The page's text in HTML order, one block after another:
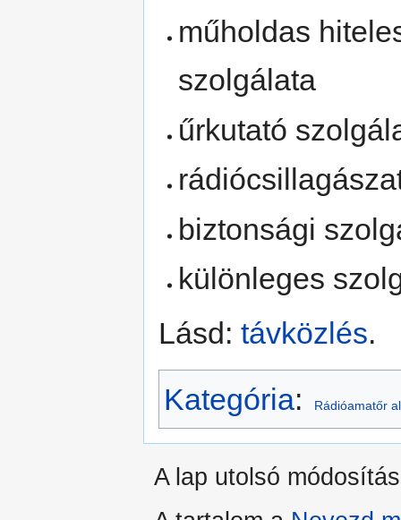
műholdas
szolgálata
űrkutató
biztonsági
különleges
Lásd: távközlés.
Kategória: Rádióamatőr
A lap utolsó